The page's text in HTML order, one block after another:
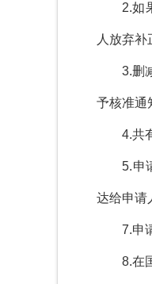
2.如
人放弃补
3.删
予核准通
4.共
5.申
达给申请
7.申
8.在